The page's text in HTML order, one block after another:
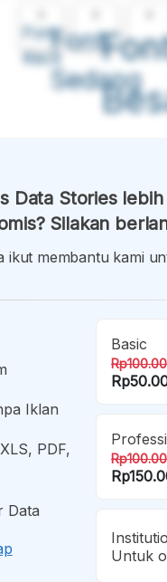
Font
Kecil
Font
Sedang
Data Stories
Silakan
ikut membantu kami
Iklan
PDF,
Data
Basic
Untuk